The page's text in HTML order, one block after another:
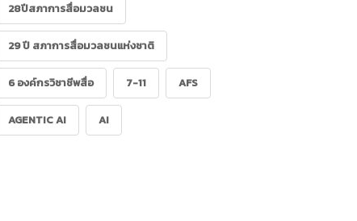
28ปีสภาการสื่อมวลชน
29 ปี สภาการสื่อมวลชนแห่งชาติ
6 องค์กรวิชาชีพสื่อ 7-11 AFS
AGENTIC AI AI